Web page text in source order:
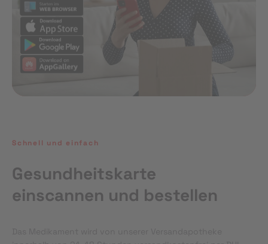
Schnell und einfach
Gesundheitskarte
einscannen und bestellen